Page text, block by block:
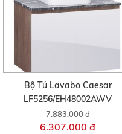
Bộ Tủ Lavabo Caesar
LF5256/EH48002AWV
7.883.000 đ
6.307.000 đ